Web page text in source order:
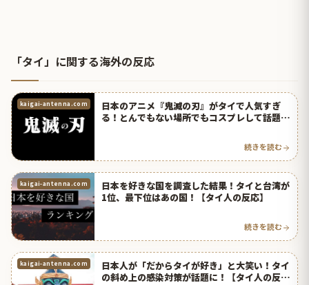
「タイ」に関する海外の反応
kaigai-antenna.com
日本のアニメ『鬼滅の刃』がタイで人気すぎ
る！とんでもない場所でもコスプレして話題
続きを読む
kaigai-antenna.com
日本を好きな国を調査した結果！タイと台湾が
1位、最下位はあの国！【タイ人の反応】
続きを読む
kaigai-antenna.com
日本人が「だからタイが好き」と大笑い！タイ
の斜め上の感染対策が話題に！【タイ人の反